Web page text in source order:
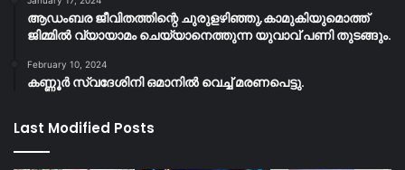
ആഡംബര ജീവിതത്തിന്റെ ചുരുളഴിഞ്ഞു,കാമുകിയുമൊത്ത്
ജിമ്മില്‍ വ്യായാമം ചെയ്യാനെത്തുന്ന യുവാവ് പണി തുടങ്ങും.
February 10, 2024
കണ്ണൂർ സ്വദേശിനി ഒമാനിൽ വെച്ച് മരണപെട്ടു.
Last Modified Posts